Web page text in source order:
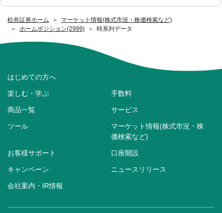
松井証券ホーム
マーケット情報(株式市況・株価検索など)
ホームポジション(2999)
時系列データ
はじめての方へ
楽しむ・学ぶ 手数料
商品一覧 サービス
ツール
マーケット情報(株式市況・株
価検索など)
お客様サポート 口座開設
キャンペーン ニュースリリース
会社案内・IR情報